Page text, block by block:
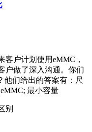
户计划使用eMMC，
户做了深入沟通。你们
他们给出的答案有：尺
最小容量